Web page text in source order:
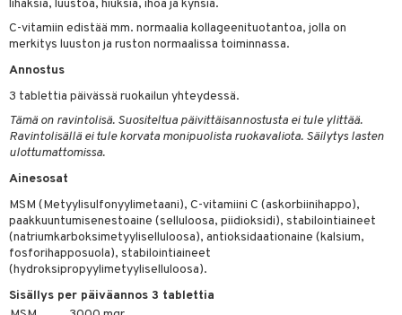
lihaksia, luustoa, hiuksia, ihoa ja kynsiä.
C-vitamiin edistää mm. normaalia kollageenituotantoa, jolla on
merkitys luuston ja ruston normaalissa toiminnassa.
Annostus
3 tablettia päivässä ruokailun yhteydessä.
Tämä on ravintolisä. Suositeltua päivittäisannostusta ei tule ylittää.
Ravintolisällä ei tule korvata monipuolista ruokavaliota. Säilytys lasten
ulottumattomissa.
Ainesosat
MSM (Metyylisulfonyylimetaani), C-vitamiini C (askorbiinihappo),
paakkuuntumisenestoaine (selluloosa, piidioksidi), stabilointiaineet
(natriumkarboksimetyyliselluloosa), antioksidaationaine (kalsium,
fosforihapposuola), stabilointiaineet
(hydroksipropyylimetyyliselluloosa).
Sisällys per päiväannos 3 tablettia
suihku & saippuat
kuorinta
& PMS
alentavat
vahvistavat
säätelevät
helpottava
nenä & kurkku
K
energiaa
& vastauksia